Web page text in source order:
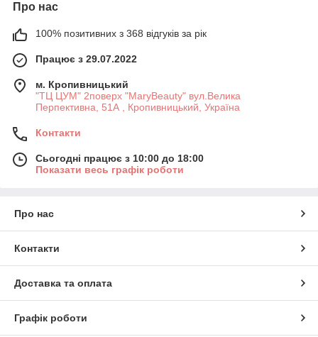
Про нас
100% позитивних з 368 відгуків за рік
Працює з 29.07.2022
м. Кропивницький
"ТЦ ЦУМ" 2поверх "MaryBeauty" вул.Велика
Перпективна, 51А , Кропивницький, Україна
Контакти
Сьогодні працює з 10:00 до 18:00
Показати весь графік роботи
Про нас
Контакти
Доставка та оплата
Графік роботи